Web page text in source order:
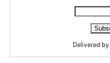
Delivered by